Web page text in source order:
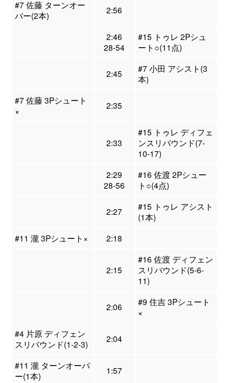
#7 佐藤 ターンオー
バー(2本)
2:56
2:46
28-54
#15 トゥレ 2Pシュ
ート○(11点)
2:45
#7 小田 アシスト(3
本)
#7 佐藤 3Pシュート
×
2:35
2:33
#15 トゥレ ディフェ
ンスリバウンド(7-
10-17)
2:29
28-56
#16 佐渡 2Pシュー
ト○(4点)
2:27
#15 トゥレ アシスト
(1本)
#11 瀧 3Pシュート×
2:18
2:15
#16 佐渡 ディフェン
スリバウンド(5-6-
11)
2:06
#9 住吉 3Pシュート
×
#4 片原 ディフェン
スリバウンド(1-2-3)
2:04
#11 瀧 ターンオーバ
ー(1本)
1:57